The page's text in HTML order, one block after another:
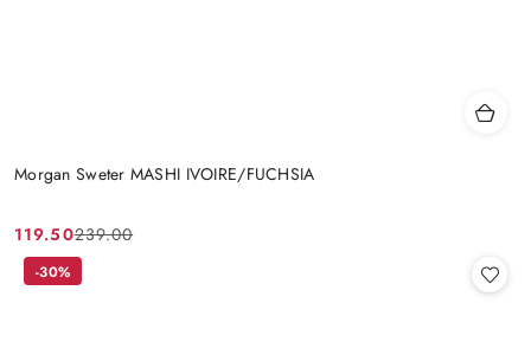
Morgan Sweter MASHI IVOIRE/FUCHSIA
Cena
promocyjna:
119.50
Cena
przed
239.00
-30%